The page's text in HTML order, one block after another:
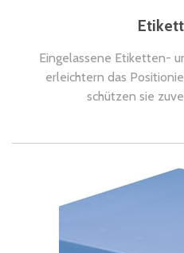
Eingelassene Etiketten-
erleichtern das
schützen sie